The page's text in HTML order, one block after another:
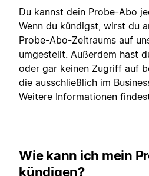
Du kannst dein Probe-Abo
Wenn du kündigst, wirst du
Probe-Abo-Zeitraums auf
umgestellt. Außerdem hast
oder gar keinen Zugriff auf
die ausschließlich im
Weitere Informationen
Wie kann ich mein
kündigen?